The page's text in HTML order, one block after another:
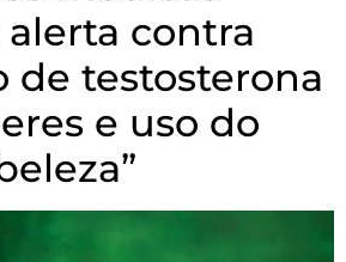
contra
de testosterona
e uso do